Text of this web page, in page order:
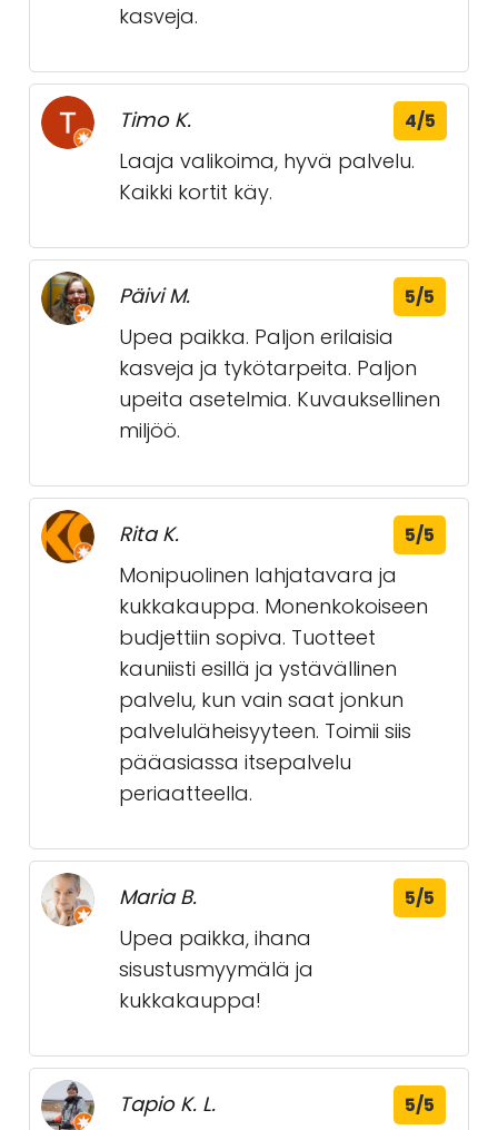
kasveja.
Timo K. 4/5
Laaja valikoima, hyvä palvelu.
Kaikki kortit käy.
Päivi M. 5/5
Upea paikka. Paljon erilaisia
kasveja ja tykötarpeita. Paljon
upeita asetelmia. Kuvauksellinen
miljöö.
Rita K. 5/5
Monipuolinen lahjatavara ja
kukkakauppa. Monenkokoiseen
budjettiin sopiva. Tuotteet
kauniisti esillä ja ystävällinen
palvelu, kun vain saat jonkun
palveluläheisyyteen. Toimii siis
pääasiassa itsepalvelu
periaatteella.
Maria B. 5/5
Upea paikka, ihana
sisustusmyymälä ja
kukkakauppa!
Tapio K. L. 5/5